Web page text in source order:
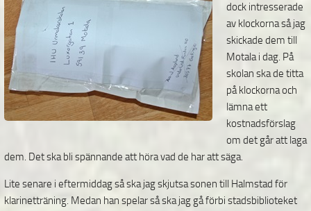
dock intresserade
av klockorna så jag
skickade dem till
Motala i dag. På
skolan ska de titta
på klockorna och
lämna ett
kostnadsförslag
om det går att laga
dem. Det ska bli spännande att höra vad de har att säga.
Lite senare i eftermiddag så ska jag skjutsa sonen till Halmstad för
klarinetträning. Medan han spelar så ska jag gå förbi stadsbiblioteket